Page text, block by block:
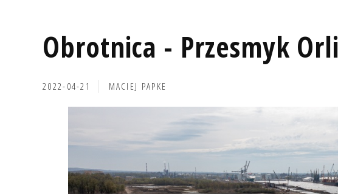
Obrotnica - Przesmyk Orli
2022-04-21 MACIEJ PAPKE